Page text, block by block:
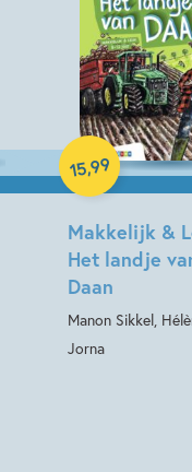
Makkelijk &
Het landje
Daan
Manon Sikkel,
Jorna
15,99
Hardcover